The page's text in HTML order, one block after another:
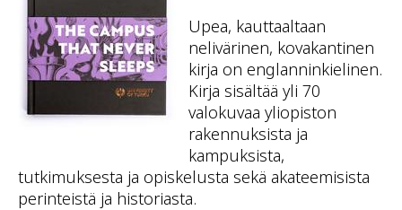
Upea, kauttaaltaan
nelivärinen, kovakantinen
kirja on englanninkielinen.
Kirja sisältää yli 70
valokuvaa yliopiston
rakennuksista ja
kampuksista,
tutkimuksesta ja opiskelusta sekä akateemisista
perinteistä ja historiasta.